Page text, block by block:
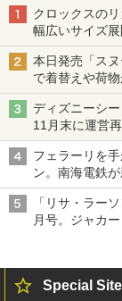
クロックスの
幅広いサイズ
本日発売「ス
で着替えや荷
ディズニーシ
11月末に運営
は1500円
フェラーリを
ン。南海電鉄
「リサ・ラー
月号。ジャカ
Special Site